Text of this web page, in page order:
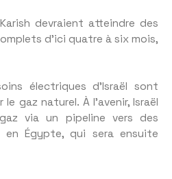
devraient atteindre des
d’ici quatre à six mois,
électriques d’Israël sont
gaz naturel. À l’avenir, Israël
via un pipeline vers des
Égypte, qui sera ensuite